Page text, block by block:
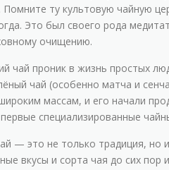
Помните ту культовую чайную
Это был своего рода
очищению.
чай проник в жизнь простых
чай (особенно матча и
массам, и его начали
специализированные
— это не только традиция, но
вкусы и сорта чая до сих